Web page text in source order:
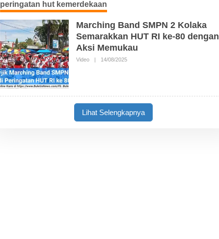
peringatan hut kemerdekaan
Marching Band SMPN 2 Kolaka
Semarakkan HUT RI ke-80 dengan
Aksi Memukau
Video | 14/08/2025O
T
I
Lihat Selengkapnya